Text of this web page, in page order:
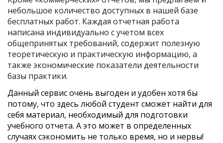
небольшое количество доступных в нашей базе
бесплатных работ. Каждая отчетная работа
написана индивидуально с учетом всех
общепринятых требований, содержит полезную
теоретическую и практическую информацию, а
также экономические показатели деятельности
базы практики.
Данный сервис очень выгоден и удобен хотя бы
потому, что здесь любой студент сможет найти для
себя материал, необходимый для подготовки
учебного отчета. А это может в определенных
случаях сэкономить не только время, но и нервы!